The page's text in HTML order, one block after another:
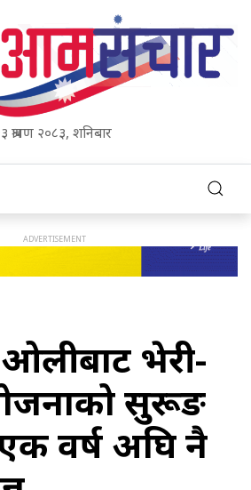
श्रावण २०८३, शनिबार
ओलीबाट भेरी-
सुरूङ
एक वर्ष अघि नै